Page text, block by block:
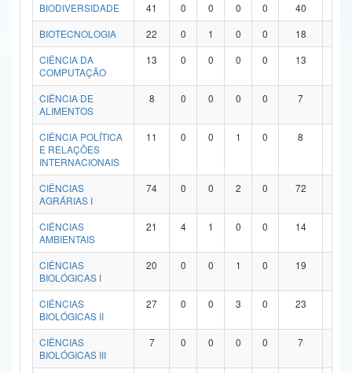
Advocacia-Geral da União
Banco Central do Brasil
BIODIVERSIDADE 41 0 0 0 0 40
BIOTECNOLOGIA
22 0 1 0 0 18
CIÊNCIA DA
COMPUTAÇÃO
13 0 0 0 0 13
CIÊNCIA DE
ALIMENTOS
8 0 0 0 0 7
CIÊNCIA POLÍTICA
E RELAÇÕES
INTERNACIONAIS
11 0 0 1 0 8
CIÊNCIAS
AGRÁRIAS I
74 0 0 2 0 72
CIÊNCIAS
AMBIENTAIS
21 4 1 0 0 14
CIÊNCIAS
BIOLÓGICAS I
20 0 0 1 0 19
CIÊNCIAS
BIOLÓGICAS II
27 0 0 3 0 23
CIÊNCIAS
BIOLÓGICAS III
7 0 0 0 0 7